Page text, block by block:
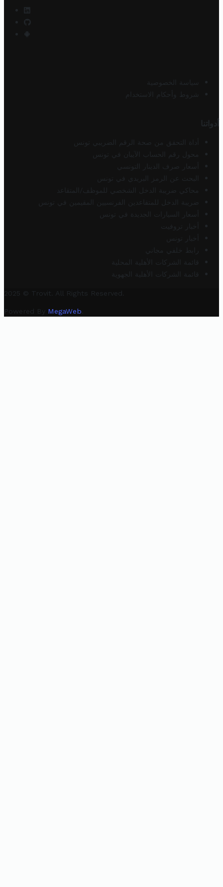
سياسة الخصوصية
شروط وأحكام الاستخدام
أدواتنا
أداة التحقق من صحة الرقم الضريبي تونس
محول رقم الحساب الآيبان في تونس
أسعار صرف الدينار التونسي
البحث عن الرمز البريدي في تونس
محاكي ضريبة الدخل الشخصي للموظف/المتقاعد
ضريبة الدخل للمتقاعدين الفرنسيين المقيمين في تونس
أسعار السيارات الجديدة في تونس
أخبار تروفيت
أخبار تونس
رابط خلفي مجاني
قائمة الشركات الأهلية المحلية
قائمة الشركات الأهلية الجهوية
2025 © Trovit. All Rights Reserved.
Powered By MegaWeb